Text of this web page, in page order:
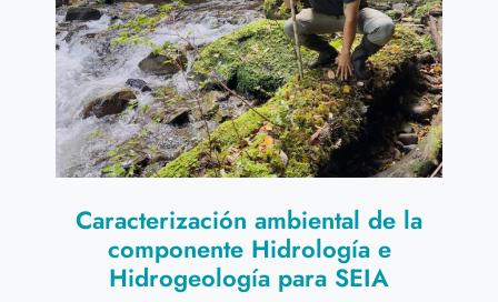
Caracterización ambiental de la
componente Hidrología e
Hidrogeología para SEIA